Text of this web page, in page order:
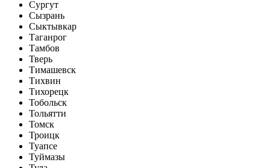
Сургут
Сызрань
Сыктывкар
Таганрог
Тамбов
Тверь
Тимашевск
Тихвин
Тихорецк
Тобольск
Тольятти
Томск
Троицк
Туапсе
Туймазы